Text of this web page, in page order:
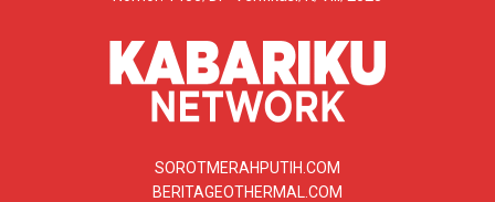
SOROTMERAHPUTIH.COM
BERITAGEOTHERMAL.COM